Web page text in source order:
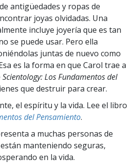
antigüedades y ropas de
joyas olvidadas. Una
incluye joyería que es tan
se puede usar. Pero ella
juntas de nuevo como
es la forma en que Carol trae a
Scientology: Los Fundamentos del
que destruir para crear.
el espíritu y la vida. Lee el libro
del Pensamiento.
a muchas personas de
manteniendo seguras,
en la vida.